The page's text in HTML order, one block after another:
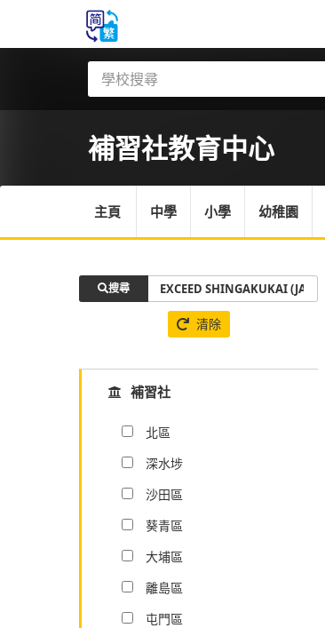
補習社教育中心
主頁 中學 小學 幼稚園
搜尋
清除
補習社
北區
深水埗
沙田區
葵青區
大埔區
離島區
屯門區